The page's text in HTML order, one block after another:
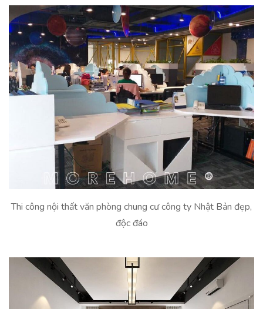
Thi công nội thất văn phòng chung cư công ty Nhật Bản đẹp,
độc đáo